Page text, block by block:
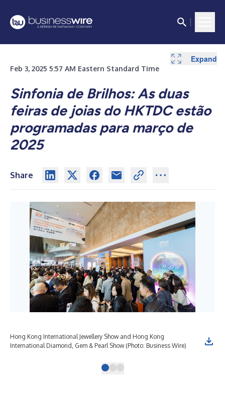
Feb 3, 2025 5:57 AM Eastern Standard Time
Sinfonia de Brilhos: As duas
feiras de joias do HKTDC estão
programadas para março de
2025
Share
Hong Kong International Jewellery Show and Hong Kong
International Diamond, Gem & Pearl Show (Photo: Business Wire)
Expand